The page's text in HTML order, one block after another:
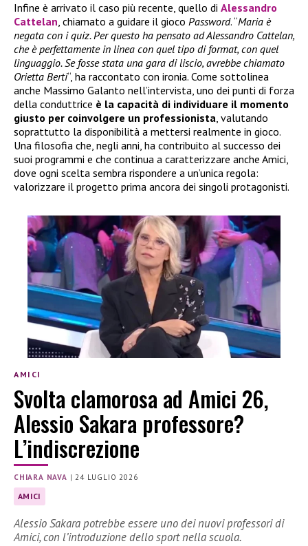
Infine è arrivato il caso più recente, quello di Alessandro
Cattelan, chiamato a guidare il gioco Password. “Maria è
negata con i quiz. Per questo ha pensato ad Alessandro Cattelan,
che è perfettamente in linea con quel tipo di format, con quel
linguaggio. Se fosse stata una gara di liscio, avrebbe chiamato
Orietta Berti“, ha raccontato con ironia. Come sottolinea
anche Massimo Galanto nell’intervista, uno dei punti di forza
della conduttrice è la capacità di individuare il momento
giusto per coinvolgere un professionista, valutando
soprattutto la disponibilità a mettersi realmente in gioco.
Una filosofia che, negli anni, ha contribuito al successo dei
suoi programmi e che continua a caratterizzare anche Amici,
dove ogni scelta sembra rispondere a un’unica regola:
valorizzare il progetto prima ancora dei singoli protagonisti.
AMICI
Svolta clamorosa ad Amici 26,
Alessio Sakara professore?
L’indiscrezione
CHIARA NAVA | 24 LUGLIO 2026
AMICI
Alessio Sakara potrebbe essere uno dei nuovi professori di
Amici, con l’introduzione dello sport nella scuola.